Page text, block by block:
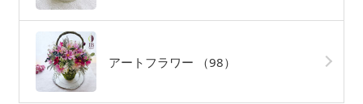
アートフラワー （98）